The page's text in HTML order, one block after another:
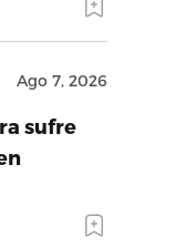
Ago 7, 2026
sufre